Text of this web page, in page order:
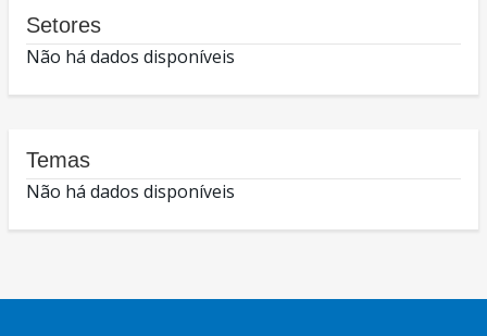
Setores
Não há dados disponíveis
Temas
Não há dados disponíveis